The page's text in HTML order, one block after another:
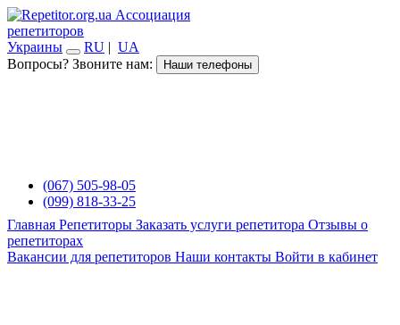
Ассоциация
репетиторов
Украины
RU | UA
Вопросы? Звоните нам:
Наши телефоны
(067) 505-98-05
(099) 818-33-25
Главная Репетиторы Заказать услуги репетитора Отзывы о
репетиторах
Вакансии для репетиторов Наши контакты Войти в кабинет